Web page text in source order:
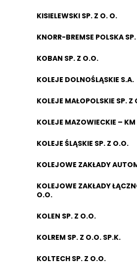
KISIELEWSKI SP. Z O. O.
KNORR-BREMSE POLSKA
KOBAN SP. Z O.O.
KOLEJE DOLNOŚLĄSKIE S.A.
KOLEJE MAŁOPOLSKIE SP. Z
KOLEJE MAZOWIECKIE –
KOLEJE ŚLĄSKIE SP. Z O.O.
KOLEJOWE ZAKŁADY
KOLEJOWE ZAKŁADY
O.O.
KOLEN SP. Z O.O.
KOLREM SP. Z O.O. SP.K.
KOLTECH SP. Z O.O.